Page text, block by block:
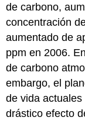
de carbono,
concentración
aumentado de
ppm en 2006.
de carbono
embargo, el
de vida
drástico efecto